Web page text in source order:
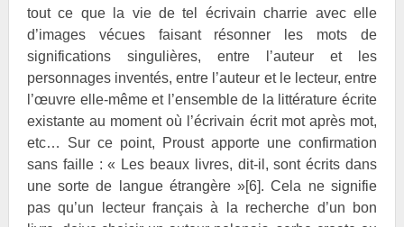
tout ce que la vie de tel écrivain charrie avec elle
d’images vécues faisant résonner les mots de
significations singulières, entre l’auteur et les
personnages inventés, entre l’auteur et le lecteur, entre
l’œuvre elle-même et l’ensemble de la littérature écrite
existante au moment où l’écrivain écrit mot après mot,
etc… Sur ce point,
Proust apporte une confirmation
sans faille : « Les beaux livres, dit-il, sont écrits dans
une sorte de langue étrangère »[6]. Cela ne signifie
pas qu’un lecteur français à la recherche d’un bon